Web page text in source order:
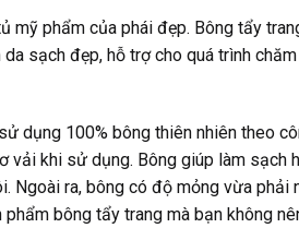
phẩm của phái đẹp. Bông tẩy
sạch đẹp, hỗ trợ cho quá trình
dụng 100% bông thiên nhiên theo
khi sử dụng. Bông giúp làm sạch
Ngoài ra, bông có độ mỏng vừa
bông tẩy trang mà bạn không